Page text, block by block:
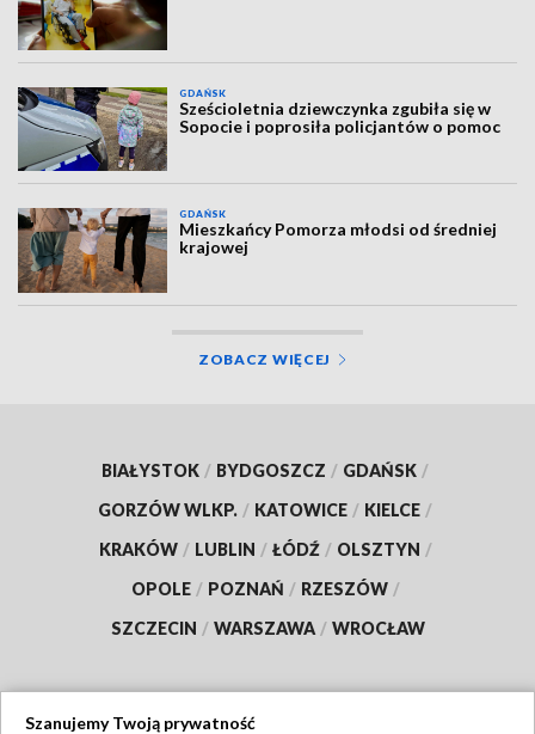
GDAŃSK
Sześcioletnia dziewczynka zgubiła się w
Sopocie i poprosiła policjantów o pomoc
GDAŃSK
Mieszkańcy Pomorza młodsi od średniej
krajowej
ZOBACZ WIĘCEJ
BIAŁYSTOK / BYDGOSZCZ / GDAŃSK /
GORZÓW WLKP. / KATOWICE / KIELCE /
KRAKÓW / LUBLIN / ŁÓDŹ / OLSZTYN /
OPOLE / POZNAŃ / RZESZÓW /
SZCZECIN / WARSZAWA / WROCŁAW
Szanujemy Twoją prywatność